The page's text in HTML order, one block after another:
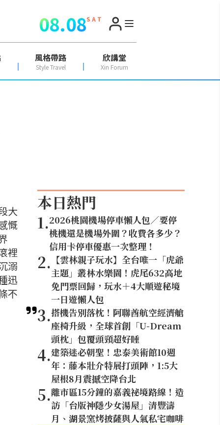
08.08S A T
風格帶路
Style Travel
欣講堂
Xin Forum
大
慨
裡
溺
迅
不
本日熱門
1.2026桃園機場停車懶人包／要停
桃機還是機場外圍？收費各多少？
信用卡停車優惠一次整理！
2. 【雲林親子玩水】全台唯一「虎爺
主題」叢林水樂園！虎尾632高地
免門票回歸，玩水＋4大順遊秘境
一日遊懶人包
3.搭機告別落枕！阿聯酋航空經濟艙
座椅升級，全球首創「U-Dream
頭枕」包覆頭頸超好睡
4.建築迷必朝聖！忠泰美術館10週
年：藤本壯介特展打頭陣，1:5大
屋根8月震撼空降台北
5.離市區15分鐘的嘉義祕境路線！造
訪「台版神隱少女湯屋」清豐濤
月、湖景窯烤披薩與人氣私宅咖啡